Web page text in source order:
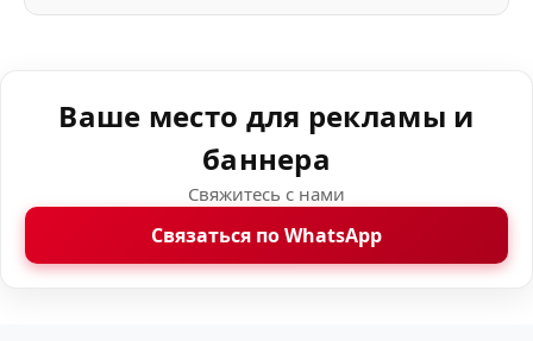
Ваше место для рекламы и
баннера
Свяжитесь с нами
Связаться по WhatsApp